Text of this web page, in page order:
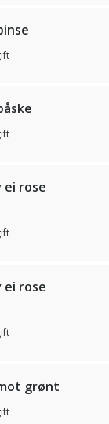
ei rose
ei rose
grønt